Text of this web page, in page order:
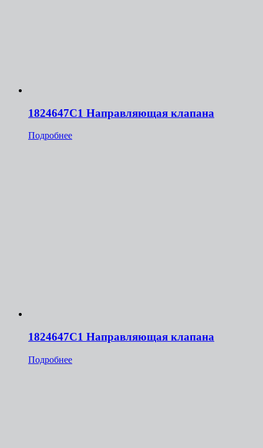
1824647C1 Направляющая клапана
Подробнее
1824647C1 Направляющая клапана
Подробнее